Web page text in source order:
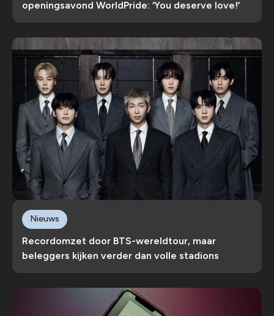
openingsavond WorldPride: ‘You deserve love!’
Recordomzet door BTS-wereldtour, maar
beleggers kijken verder dan volle stadions
Nieuws